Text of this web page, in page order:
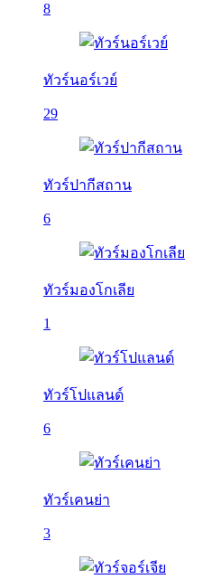
8
ทัวร์นอร์เวย์
29
ทัวร์ปากีสถาน
6
ทัวร์มองโกเลีย
1
ทัวร์โปแลนด์
6
ทัวร์เคนย่า
3